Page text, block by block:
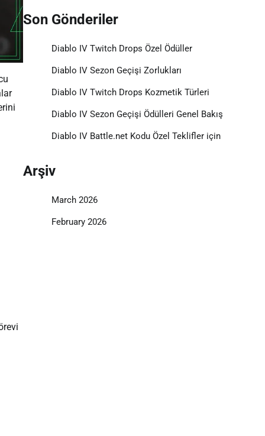
Son Gönderiler
Diablo IV Twitch Drops Özel Ödüller
Diablo IV Sezon Geçişi Zorlukları
Diablo IV Twitch Drops Kozmetik Türleri
Diablo IV Sezon Geçişi Ödülleri Genel Bakış
Diablo IV Battle.net Kodu Özel Teklifler için
Arşiv
March 2026
February 2026